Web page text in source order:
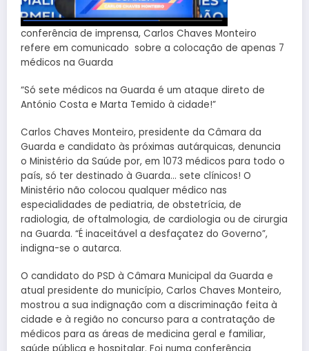
conferência de imprensa, Carlos Chaves Monteiro
refere em comunicado sobre a colocação de apenas 7
médicos na Guarda
“Só sete médicos na Guarda é um ataque direto de
António Costa e Marta Temido à cidade!”
Carlos Chaves Monteiro, presidente da Câmara da
Guarda e candidato às próximas autárquicas, denuncia
o Ministério da Saúde por, em 1073 médicos para todo o
país, só ter destinado à Guarda… sete clínicos! O
Ministério não colocou qualquer médico nas
especialidades de pediatria, de obstetrícia, de
radiologia, de oftalmologia, de cardiologia ou de cirurgia
na Guarda. “É inaceitável a desfaçatez do Governo”,
indigna-se o autarca.
O candidato do PSD à Câmara Municipal da Guarda e
atual presidente do município, Carlos Chaves Monteiro,
mostrou a sua indignação com a discriminação feita à
cidade e à região no concurso para a contratação de
médicos para as áreas de medicina geral e familiar,